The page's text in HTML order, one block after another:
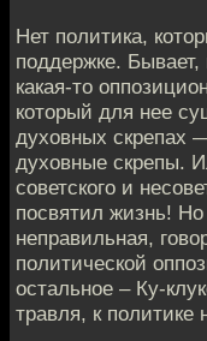
Нет политика,
поддержке. Бывает,
какая-то
который для нее
духовных скрепах
духовные скрепы.
советского и
посвятил жизнь!
неправильная,
политической
остальное – Ку-
травля, к